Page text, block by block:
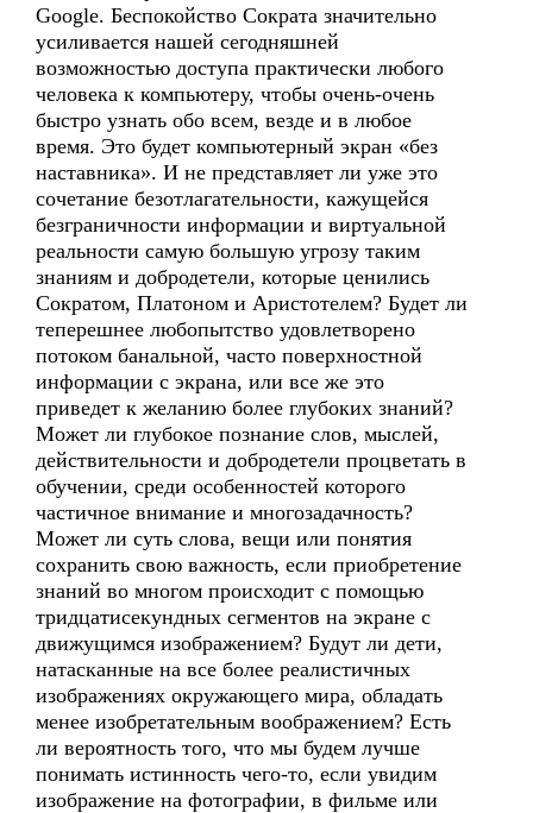
Google. Беспокойство Сократа значительно
усиливается нашей сегодняшней
возможностью доступа практически любого
человека к компьютеру, чтобы очень-очень
быстро узнать обо всем, везде и в любое
время. Это будет компьютерный экран «без
наставника». И не представляет ли уже это
сочетание безотлагательности, кажущейся
безграничности информации и виртуальной
реальности самую большую угрозу таким
знаниям и добродетели, которые ценились
Сократом, Платоном и Аристотелем? Будет ли
теперешнее любопытство удовлетворено
потоком банальной, часто поверхностной
информации с экрана, или все же это
приведет к желанию более глубоких знаний?
Может ли глубокое познание слов, мыслей,
действительности и добродетели процветать в
обучении, среди особенностей которого
частичное внимание и многозадачность?
Может ли суть слова, вещи или понятия
сохранить свою важность, если приобретение
знаний во многом происходит с помощью
тридцатисекундных сегментов на экране с
движущимся изображением? Будут ли дети,
натасканные на все более реалистичных
изображениях окружающего мира, обладать
менее изобретательным воображением? Есть
ли вероятность того, что мы будем лучше
понимать истинность чего-то, если увидим
изображение на фотографии, в фильме или